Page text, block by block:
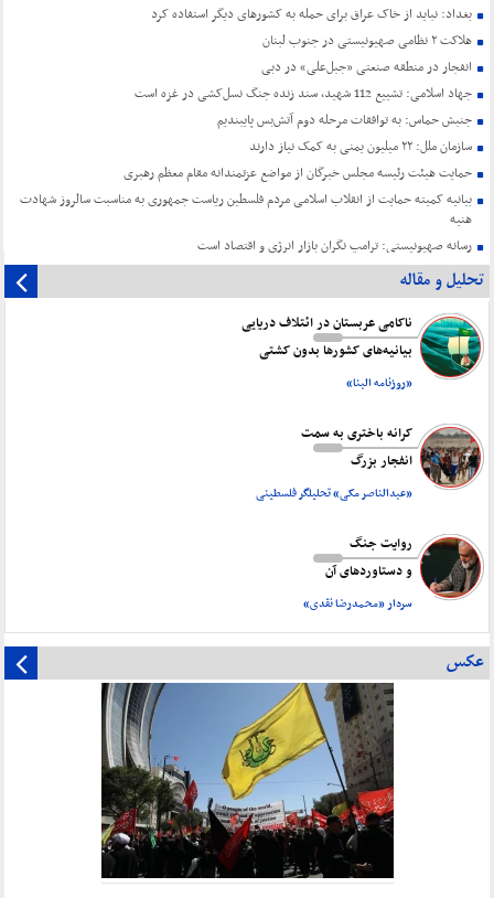
بغداد: نباید از خاک عراق برای حمله به کشورهای دیگر استفاده کرد
هلاکت ۲ نظامی صهیونیستی در جنوب لبنان
انفجار در منطقه صنعتی «جبل‌علی» در دبی
جهاد اسلامی: تشییع 112 شهید، سند زنده جنگ نسل‌کشی در غزه است
جنبش حماس: به توافقات مرحله دوم آتش‌بس پایبندیم
سازمان ملل: ۲۲ میلیون یمنی به کمک نیاز دارند
حمایت هیئت رئیسه مجلس خبرگان از مواضع عزتمندانه مقام معظم رهبری
بیانیه کمیته حمایت از انقلاب اسلامی مردم فلسطین ریاست جمهوری به مناسبت سالروز شهادت
هنیه
رسانه صهیونیستی: ترامپ نگران بازار انرژی و اقتصاد است
تحلیل و مقاله
ناکامی عربستان در ائتلاف دریایی
بیانیه‌های کشورها بدون کشتی
«روزنامه البنا»
کرانه باختری به سمت
انفجار بزرگ
«عبدالناصر مکی» تحلیلگر فلسطینی
روایت جنگ
و دستاورد‌های آن
سردار «محمدرضا نقدی»
عکس